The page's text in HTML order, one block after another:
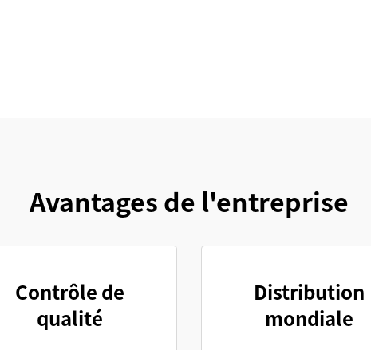
Avantages de l'entreprise
Contrôle de
qualité
Distribution
mondiale